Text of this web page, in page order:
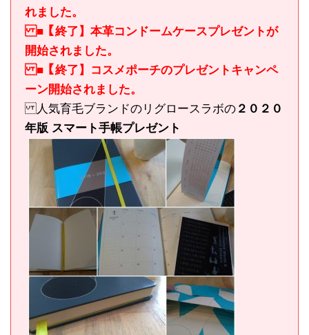
れました。
■【終了】本革コンドームケースプレゼントが
開始されました。
■【終了】コスメポーチのプレゼントキャンペ
ーン開始されました。
人気育毛ブランドのリグロースラボの ２０２０
年版 スマート手帳プレゼント